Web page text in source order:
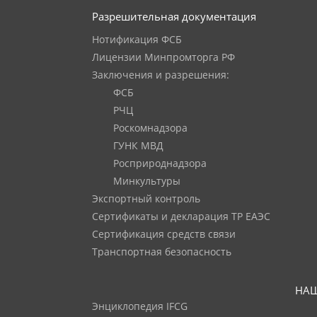
Разрешительная документация
Нотификация ФСБ
Лицензии Минпромторга РФ
Заключения и разрешения:
ФСБ
РЧЦ
Роскомнадзора
ГУНК МВД
Росприроднадзора
Минкультуры
Экспортный контроль
Сертификаты и декларация ТР ЕАЭС
Сертификация средств связи
Транспортная безопасность
Энциклопедия IFCG